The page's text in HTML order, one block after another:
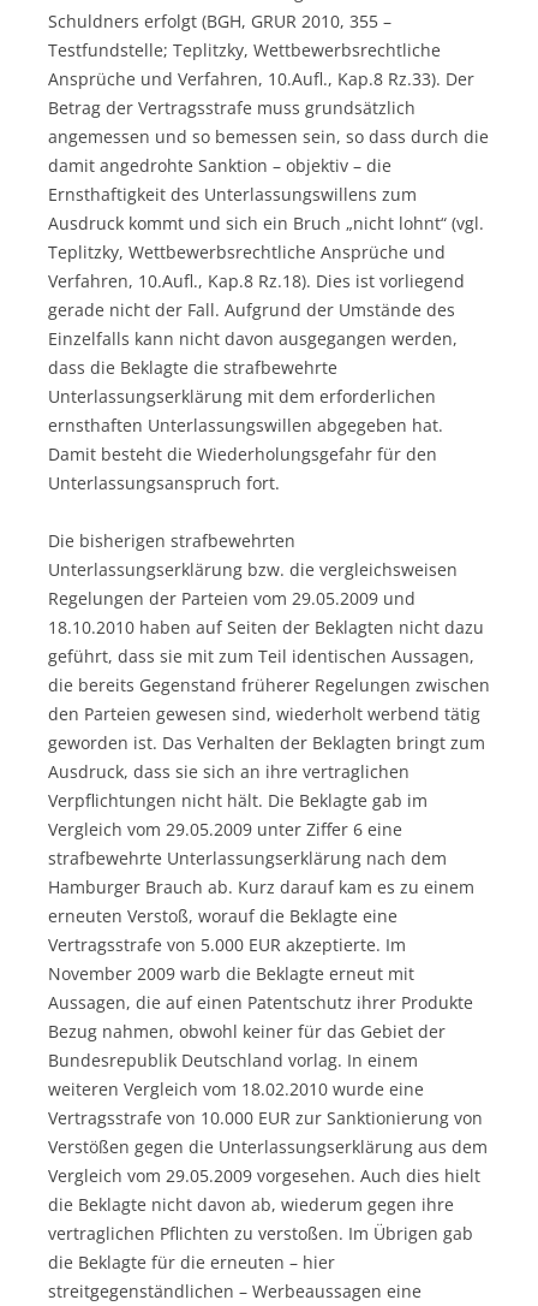
Schuldners erfolgt (BGH, GRUR 2010, 355 –
Testfundstelle; Teplitzky, Wettbewerbsrechtliche
Ansprüche und Verfahren, 10.Aufl., Kap.8 Rz.33). Der
Betrag der Vertragsstrafe muss grundsätzlich
angemessen und so bemessen sein, so dass durch die
damit angedrohte Sanktion – objektiv – die
Ernsthaftigkeit des Unterlassungswillens zum
Ausdruck kommt und sich ein Bruch „nicht lohnt“ (vgl.
Teplitzky, Wettbewerbsrechtliche Ansprüche und
Verfahren, 10.Aufl., Kap.8 Rz.18). Dies ist vorliegend
gerade nicht der Fall. Aufgrund der Umstände des
Einzelfalls kann nicht davon ausgegangen werden,
dass die Beklagte die strafbewehrte
Unterlassungserklärung mit dem erforderlichen
ernsthaften Unterlassungswillen abgegeben hat.
Damit besteht die Wiederholungsgefahr für den
Unterlassungsanspruch fort.
Die bisherigen strafbewehrten
Unterlassungserklärung bzw. die vergleichsweisen
Regelungen der Parteien vom 29.05.2009 und
18.10.2010 haben auf Seiten der Beklagten nicht dazu
geführt, dass sie mit zum Teil identischen Aussagen,
die bereits Gegenstand früherer Regelungen zwischen
den Parteien gewesen sind, wiederholt werbend tätig
geworden ist. Das Verhalten der Beklagten bringt zum
Ausdruck, dass sie sich an ihre vertraglichen
Verpflichtungen nicht hält. Die Beklagte gab im
Vergleich vom 29.05.2009 unter Ziffer 6 eine
strafbewehrte Unterlassungserklärung nach dem
Hamburger Brauch ab. Kurz darauf kam es zu einem
erneuten Verstoß, worauf die Beklagte eine
Vertragsstrafe von 5.000 EUR akzeptierte. Im
November 2009 warb die Beklagte erneut mit
Aussagen, die auf einen Patentschutz ihrer Produkte
Bezug nahmen, obwohl keiner für das Gebiet der
Bundesrepublik Deutschland vorlag. In einem
weiteren Vergleich vom 18.02.2010 wurde eine
Vertragsstrafe von 10.000 EUR zur Sanktionierung von
Verstößen gegen die Unterlassungserklärung aus dem
Vergleich vom 29.05.2009 vorgesehen. Auch dies hielt
die Beklagte nicht davon ab, wiederum gegen ihre
vertraglichen Pflichten zu verstoßen. Im Übrigen gab
die Beklagte für die erneuten – hier
streitgegenständlichen – Werbeaussagen eine